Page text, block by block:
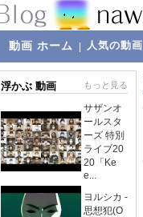
動画 ホーム 人気の動画
浮かぶ 動画 もっと見る
サザンオ
ールスタ
ーズ 特別
ライブ20
20「Ke
e...
ヨルシカ -
思想犯(O